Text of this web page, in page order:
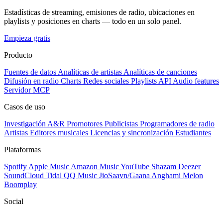
Estadísticas de streaming, emisiones de radio, ubicaciones en
playlists y posiciones en charts — todo en un solo panel.
Empieza gratis
Producto
Fuentes de datos Analíticas de artistas Analíticas de canciones
Difusión en radio Charts Redes sociales Playlists API Audio features
Servidor MCP
Casos de uso
Investigación A&R Promotores Publicistas Programadores de radio
Artistas Editores musicales Licencias y sincronización Estudiantes
Plataformas
Spotify Apple Music Amazon MusicYouTube Shazam Deezer
SoundCloud Tidal QQ Music JioSaavn/Gaana Anghami Melon
Boomplay
Social